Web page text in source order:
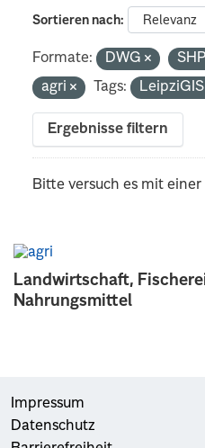
Landwirtschaft,
Nahrungsmittel
Sortieren nach
Formate: DWG
agri
Tags:
Ergebnisse filtern
Bitte versuch es mit
Impressum
Datenschutz